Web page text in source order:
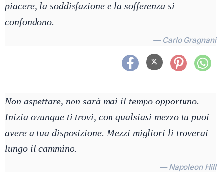
piacere, la soddisfazione e la sofferenza si
confondono.
— Carlo Gragnani
Non aspettare, non sarà mai il tempo opportuno.
Inizia ovunque ti trovi, con qualsiasi mezzo tu puoi
avere a tua disposizione. Mezzi migliori li troverai
lungo il cammino.
— Napoleon Hill